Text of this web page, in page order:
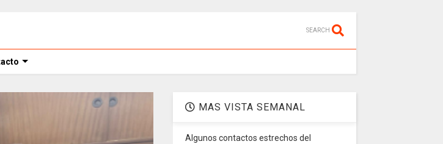
SEARCH
MAS VISTA SEMANAL
Algunos contactos estrechos del